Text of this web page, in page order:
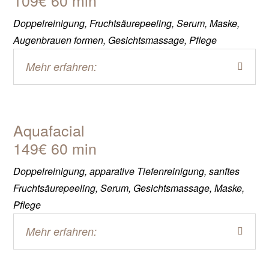
Doppelreinigung, Fruchtsäurepeeling, Serum, Maske,
Augenbrauen formen, Gesichtsmassage, Pflege
Mehr erfahren:
Aquafacial
149€ 60 min
Doppelreinigung, apparative Tiefenreinigung, sanftes
Fruchtsäurepeeling, Serum, Gesichtsmassage, Maske,
Pflege
Mehr erfahren: